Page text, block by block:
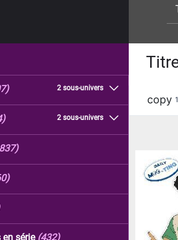
2 sous-univers
2 sous-univers
série (432)
copy